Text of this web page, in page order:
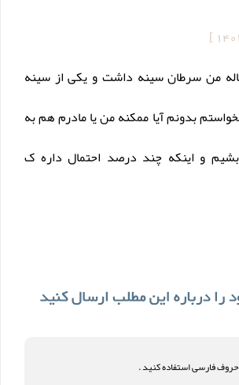
]
من سرطان سینه داشت و یکی از سینه
بدونم آیا ممکنه من یا مادرم هم به
بشیم و اینکه چند درصد احتمال داره ک
فارسی استفاده کنید .